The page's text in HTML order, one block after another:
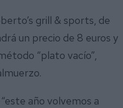
grill & sports, de
un precio de 8 euros y
“plato vacío”,
año volvemos a